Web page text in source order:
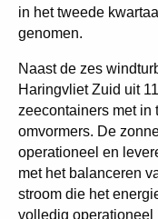
in het tweede
genomen.
Naast de zes
Haringvliet Zuid uit
zeecontainers met in
omvormers. De
operationeel en
met het balanceren
stroom die het
volledig operationeel